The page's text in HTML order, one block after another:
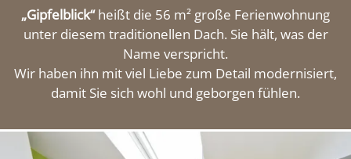
Impressionen
Kontakt
„Gipfelblick“heißt die 56 m² große Ferienwohnung
unter diesem traditionellen Dach. Sie hält, was der
Name verspricht.
Wir haben ihn mit viel Liebe zum Detail modernisiert,
damit Sie sich wohl und geborgen fühlen.